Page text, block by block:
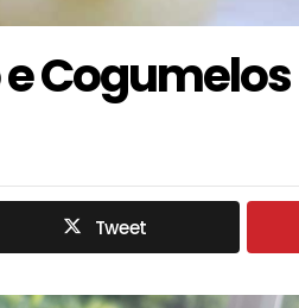
Cogumelos
Tweet